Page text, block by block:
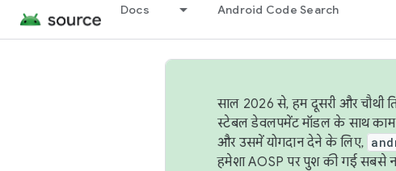
Docs Android Code Search
साल 2026 से, हम दूसरी और चौथी
स्टेबल डेवलपमेंट मॉडल के साथ काम
और उसमें योगदान देने के लिए,
हमेशा AOSP पर पुश की गई सबसे